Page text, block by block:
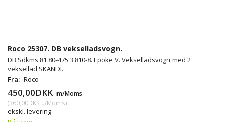
Roco 25307. DB vekselladsvogn.
DB Sdkms 81 80-475 3 810-8. Epoke V. Vekselladsvogn med 2
veksellad SKANDI.
Fra: Roco
450,00DKK m/Moms
(360,00DKK u/Moms)
ekskl. levering